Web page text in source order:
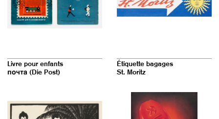
Livre pour enfants
почта (Die Post)
Étiquette bagages
St. Moritz